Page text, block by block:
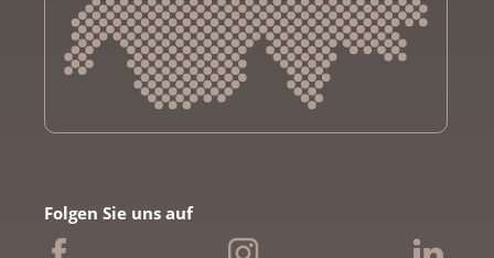
Krebsliga Bern
Krebsliga Freiburg
Folgen Sie uns auf